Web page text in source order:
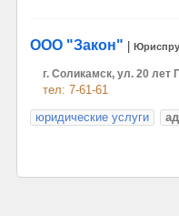
ООО "Закон"
г. Соликамск, ул. 20 лет
тел: 7-61-61
юридические услуги